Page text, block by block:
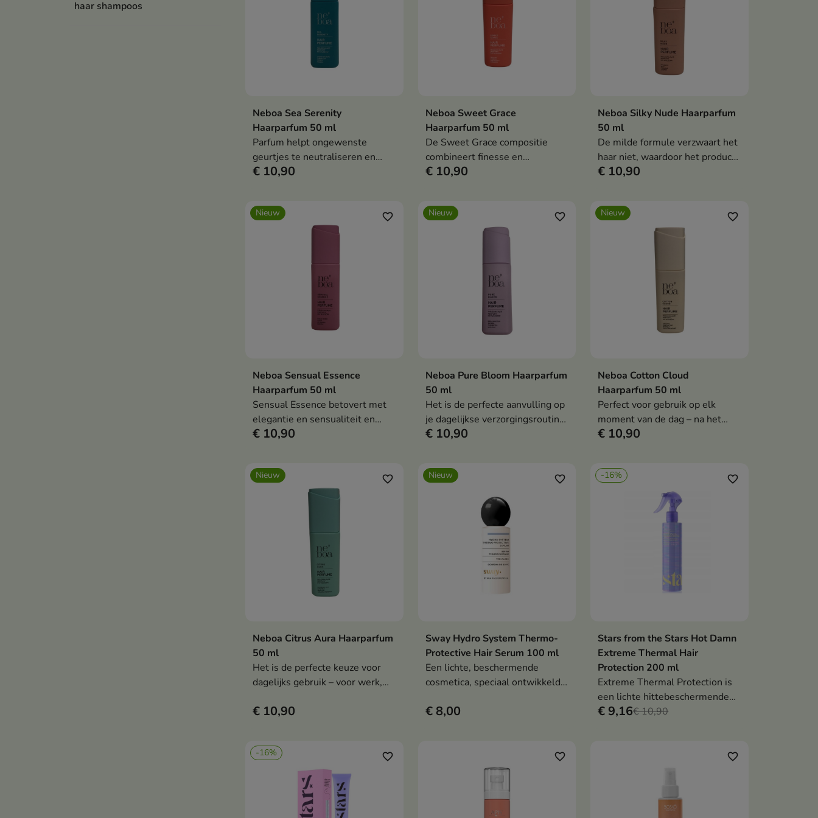
haar shampoos
In winkelwagen
Neboa Sea Serenity
Haarparfum 50 ml
Parfum helpt ongewenste
geurtjes te neutraliseren en
maakt het haar geurig, licht en
€ 10,90
In winkelwagen
Neboa Sweet Grace
Haarparfum 50 ml
De Sweet Grace compositie
combineert finesse en
sensualiteit en creëert zo een
€ 10,90
In winkelwagen
Neboa Silky Nude Haarparfum
50 ml
De milde formule verzwaart het
haar niet, waardoor het product
ideaal is voor si zowel na het
€ 10,90
Nieuw
In winkelwagen
favorite_border
Neboa Sensual Essence
Haarparfum 50 ml
Sensual Essence betovert met
elegantie en sensualiteit en
creëert een subtiel geuraccent
alledaags gebruik als voor
speciale momenten.
€ 10,90
Nieuw
In winkelwagen
favorite_border
Neboa Pure Bloom Haarparfum
50 ml
Het is de perfecte aanvulling op
je dagelijkse verzorgingsroutine
en benadrukt het unieke
€ 10,90
Nieuw
In winkelwagen
favorite_border
Neboa Cotton Cloud
Haarparfum 50 ml
Perfect voor gebruik op elk
moment van de dag – na het
stylen, na een training, of
€ 10,90
Nieuw
In winkelwagen
favorite_border
Neboa Citrus Aura Haarparfum
50 ml
Het is de perfecte keuze voor
dagelijks gebruik – voor werk,
een training, wanneer je je
wassen.
€ 10,90
Nieuw
 In winkelwagen
favorite_border
Sway Hydro System Thermo-
Protective Hair Serum 100 ml
Een lichte, beschermende
cosmetica, speciaal ontwikkeld
tijdens het stylen aan hoge
€ 8,00
-16%
In winkelwagen
favorite_border
Stars from the Stars Hot Damn
Extreme Thermal Hair
Protection 200 ml
Extreme Thermal Protection is
een lichte hittebeschermende
haarspray die het haar
vermindert en het haar soepel
€ 9,16€ 10,90
-16% favorite_border favorite_border favorite_border